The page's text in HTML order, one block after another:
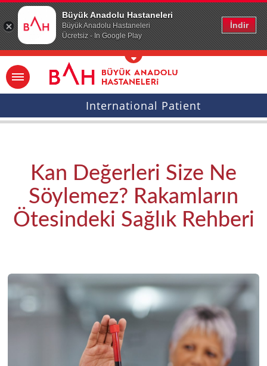
Büyük Anadolu Hastaneleri
Büyük Anadolu Hastaneleri
Ücretsiz - In Google Play
İndir
Ana icerige atla
International Patient
Kan Değerleri Size Ne
Söylemez? Rakamların
Ötesindeki Sağlık Rehberi